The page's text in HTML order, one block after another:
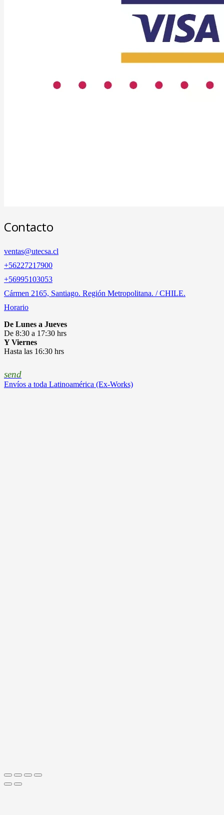
Contacto
ventas@utecsa.cl
+56227217900
‎+56995103053
Cármen 2165, Santiago. Región Metropolitana. / CHILE.
Horario
De Lunes a Jueves
De 8:30 a 17:30 hrs
Y Viernes
Hasta las 16:30 hrs
send
Envíos a toda Latinoamérica (Ex-Works)